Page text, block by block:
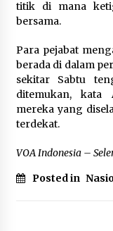
titik di mana
bersama.
Para pejabat
berada di dalam
sekitar Sabtu
ditemukan, kata
mereka yang
terdekat.
VOA Indonesia –
Posted in